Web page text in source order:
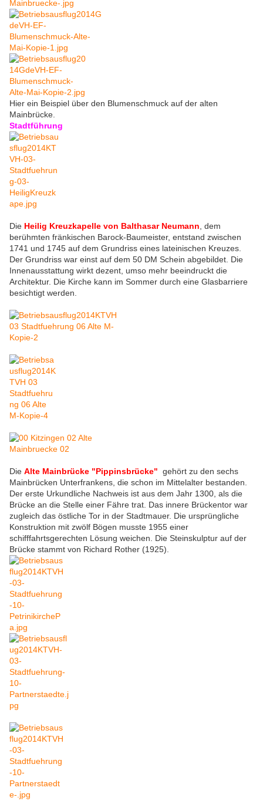
Hier ein Beispiel über den Blumenschmuck auf der alten
Mainbrücke.
Stadtführung
Die Heilig Kreuzkapelle von Balthasar Neumann , dem
berühmten fränkischen Barock-Baumeister, entstand zwischen
1741 und 1745 auf dem Grundriss eines lateinischen Kreuzes.
Der Grundriss war einst auf dem 50 DM Schein abgebildet. Die
Innenausstattung wirkt dezent, umso mehr beeindruckt die
Architektur. Die Kirche kann im Sommer durch eine Glasbarriere
besichtigt werden.
Die Alte Mainbrücke "Pippinsbrücke" gehört zu den sechs
Mainbrücken Unterfrankens, die schon im Mittelalter bestanden.
Der erste Urkundliche Nachweis ist aus dem Jahr 1300, als die
Brücke an die Stelle einer Fähre trat. Das innere Brückentor war
zugleich das östliche Tor in der Stadtmauer. Die ursprüngliche
Konstruktion mit zwölf Bögen musste 1955 einer
schifffahrtsgerechten Lösung weichen. Die Steinskulptur auf der
Brücke stammt von Richard Rother (1925).